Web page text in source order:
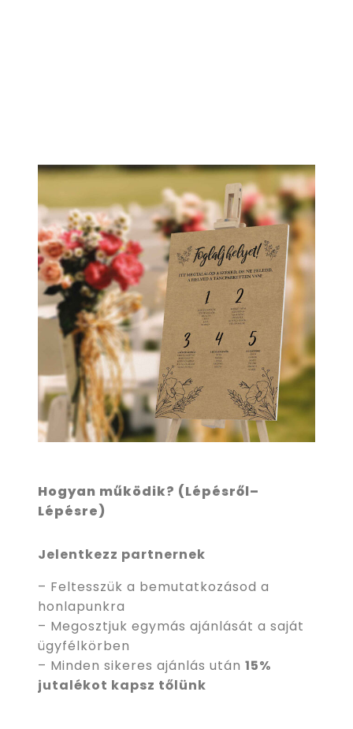
Hogyan működik? (Lépésről–
Lépésre)
Jelentkezz partnernek
– Feltesszük a bemutatkozásod a
honlapunkra
– Megosztjuk egymás ajánlását a saját
ügyfélkörben
– Minden sikeres ajánlás után 15%
jutalékot kapsz tőlünk